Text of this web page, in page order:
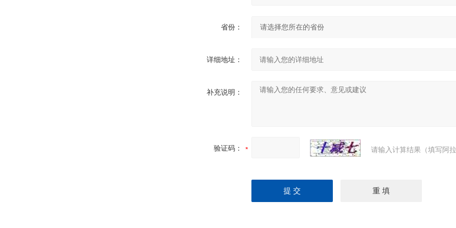
省份：
详细地址：
补充说明：
验证码： 请输入计算结果（填写阿